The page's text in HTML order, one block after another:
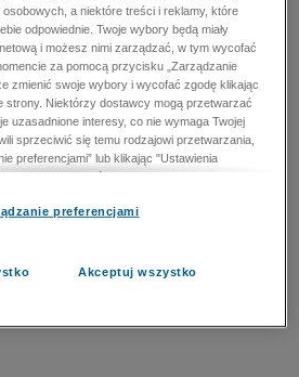
a niektóre treści i reklamy, które
odpowiednie. Twoje wybory będą miały
i możesz nimi zarządzać, w tym wycofać
za pomocą przycisku „Zarządzanie
zmienić swoje wybory i wycofać zgodę klikając
strony. Niektórzy dostawcy mogą przetwarzać
uzasadnione interesy, co nie wymaga Twojej
sprzeciwić się temu rodzajowi przetwarzania,
preferencjami” lub klikając "Ustawienia
sprzeciwić się przetwarzaniu przez
błędów, a w tym celu mogą zostać
w celu dostarczania i prezentacji reklam i
preferencjami
Akceptuj wszystko